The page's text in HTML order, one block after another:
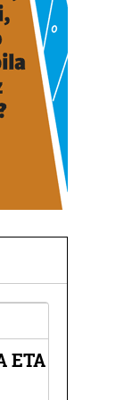
ETA